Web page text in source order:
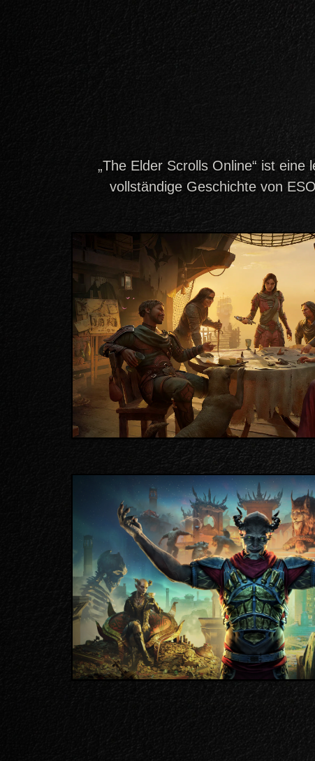
„The Elder Scrolls Online“ ist
vollständige Geschichte von